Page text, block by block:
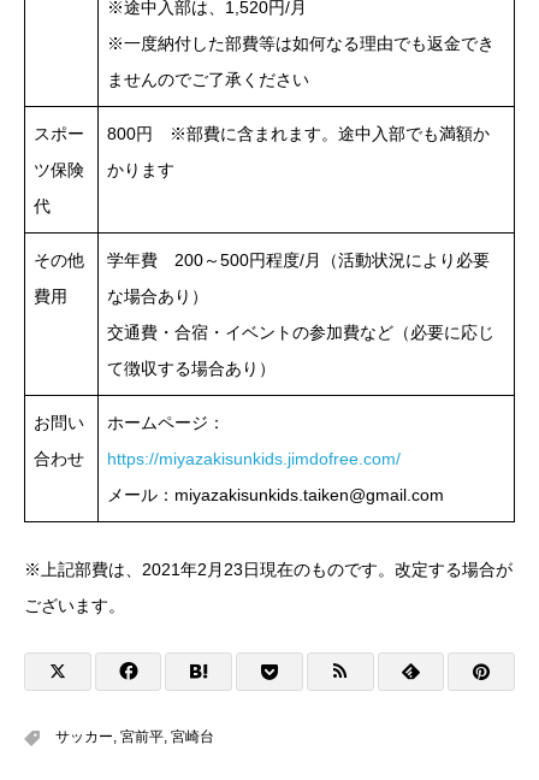
※途中入部は、1,520円/月
※一度納付した部費等は如何なる理由でも返金でき
ませんのでご了承ください
スポー
ツ保険
代
800円 ※部費に含まれます。途中入部でも満額か
かります
その他
費用
学年費 200～500円程度/月（活動状況により必要
な場合あり）
交通費・合宿・イベントの参加費など（必要に応じ
て徴収する場合あり）
お問い
合わせ
ホームページ：
https://miyazakisunkids.jimdofree.com/
メール：miyazakisunkids.taiken@gmail.com
※上記部費は、2021年2月23日現在のものです。改定する場合が
ございます。
サッカー, 宮前平, 宮崎台